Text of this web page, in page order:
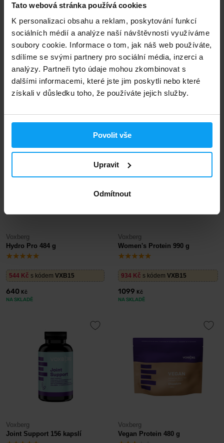
Tato webová stránka používá cookies
K personalizaci obsahu a reklam, poskytování funkcí
sociálních médií a analýze naší návštěvnosti využíváme
soubory cookie. Informace o tom, jak náš web používáte,
sdílíme se svými partnery pro sociální média, inzerci a
analýzy. Partneři tyto údaje mohou zkombinovat s
dalšími informacemi, které jste jim poskytli nebo které
získali v důsledku toho, že používáte jejich služby.
Povolit vše
Upravit
Odmítnout
Rice Meal 60 g
s kódem
Creatine Monohydrate 180
kapslí
Voxberg
Hydro Pro 484 g
544 Kč s kódem VXB15
640 Kč
NA SKLADĚ
Voxberg
Women's Protein 990 g
934 Kč s kódem VXB15
1099 Kč
NA SKLADĚ
Voxberg
Joint Support 156 kapslí
Voxberg
Vegan Protein 480 g